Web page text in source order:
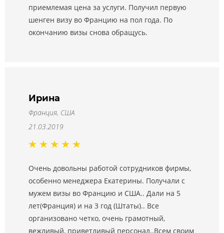
приемлемая цена за услуги. Получил первую
шенген визу во Францию на пол года. По
окончанию визы снова обращусь.
Ирина
Франция, США
21.03.2019
Очень довольны работой сотрудников фирмы,
особенно менеджера Екатерины. Получали с
мужем визы во Францию и США.. Дали на 5
лет(Франция) и на 3 год (Штаты).. Все
организовано четко, очень грамотный,
вежливый, приветливый персонал..Всем своим